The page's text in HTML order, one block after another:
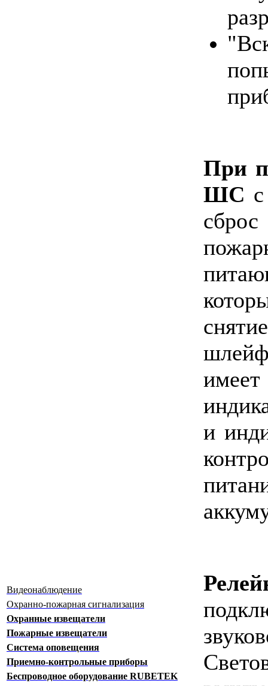
Видеонаблюдение
Охранно-пожарная сигнализация
Охранные извещатели
Пожарные извещатели
Система оповещения
Приемно-контрольные приборы
Беспроводное оборудование RUBETEK
При
ШС
и